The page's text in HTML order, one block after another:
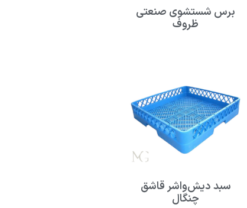
برس شستشوی صنعتی
ظروف
سبد دیش‌واشر قاشق
چنگال